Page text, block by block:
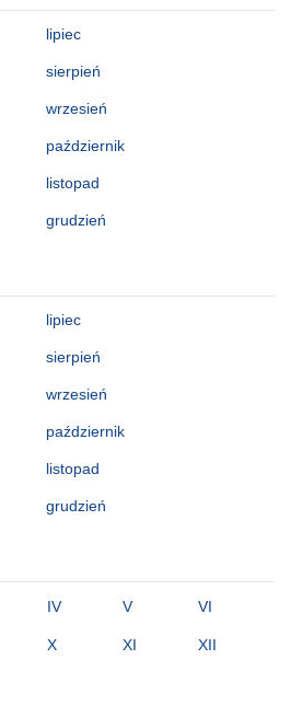
lipiec
sierpień
wrzesień
październik
listopad
grudzień
lipiec
sierpień
wrzesień
październik
listopad
grudzień
IV V VI
X XI XII